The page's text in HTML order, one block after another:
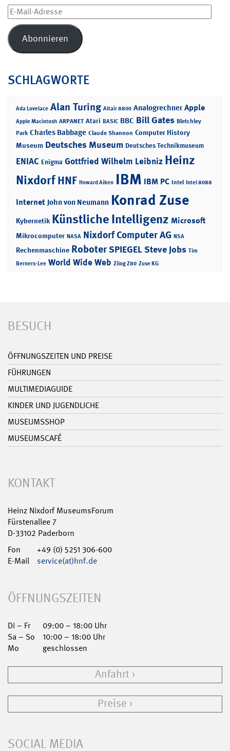
E-
Mail-
Adresse
Abonnieren
SCHLAGWORTE
Ada Lovelace Alan Turing Altair 8800 Analogrechner Apple
Apple Macintosh ARPANET Atari BASIC BBC Bill Gates Bletchley
Park Charles Babbage Claude Shannon Computer History
Museum Deutsches Museum Deutsches Technikmuseum
ENIAC Enigma Gottfried Wilhelm Leibniz Heinz
NixdorfHNF Howard Aiken IBM IBM PC Intel Intel 8088
Internet John von Neumann Konrad Zuse
Kybernetik Künstliche Intelligenz Microsoft
Mikrocomputer NASA Nixdorf Computer AG NSA
Rechenmaschine RoboterSPIEGELSteve Jobs Tim
Berners-Lee World Wide Web Zilog Z80 Zuse KG
BESUCH
ÖFFNUNGSZEITEN UND PREISE
FÜHRUNGEN
MULTIMEDIAGUIDE
KINDER UND JUGENDLICHE
MUSEUMSSHOP
MUSEUMSCAFÉ
KONTAKT
Heinz Nixdorf MuseumsForum
Fürstenallee 7
D-33102 Paderborn
Fon
+49 (0) 5251 306-600
E-Mail
service(at)hnf.de
ÖFFNUNGSZEITEN
Di – Fr
09:00 – 18:00 Uhr
Sa – So
10:00 – 18:00 Uhr
Mo
geschlossen
Anfahrt
Preise
SOCIAL MEDIA